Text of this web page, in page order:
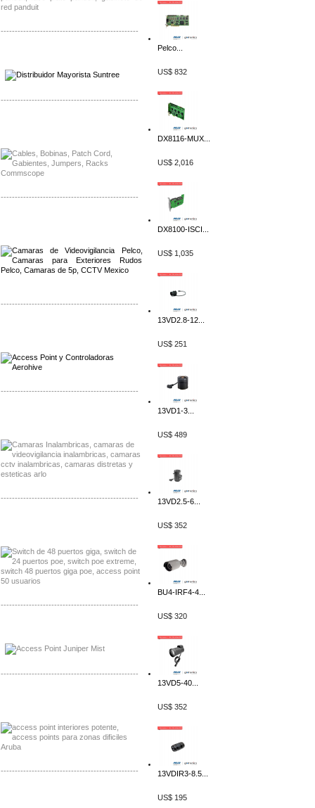
-------------------------------------------------
-------------------------------------------------
-------------------------------------------------
-------------------------------------------------
-------------------------------------------------
-------------------------------------------------
-------------------------------------------------
-------------------------------------------------
-------------------------------------------------
Pelco...
US$ 832
DX8116-MUX...
US$ 2,016
DX8100-ISCI...
US$ 1,035
13VD2.8-12...
US$ 251
13VD1-3...
US$ 489
13VD2.5-6...
US$ 352
BU4-IRF4-4...
US$ 320
13VD5-40...
US$ 352
13VDIR3-8.5...
US$ 195